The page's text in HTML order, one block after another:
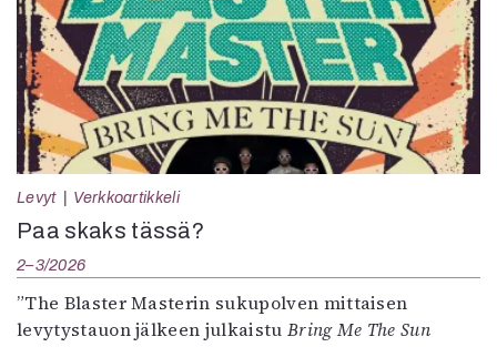
Levyt Verkkoartikkeli
Paa skaks tässä?
2–3/2026
”The Blaster Masterin sukupolven mittaisen
levytystauon jälkeen julkaistu Bring Me The Sun